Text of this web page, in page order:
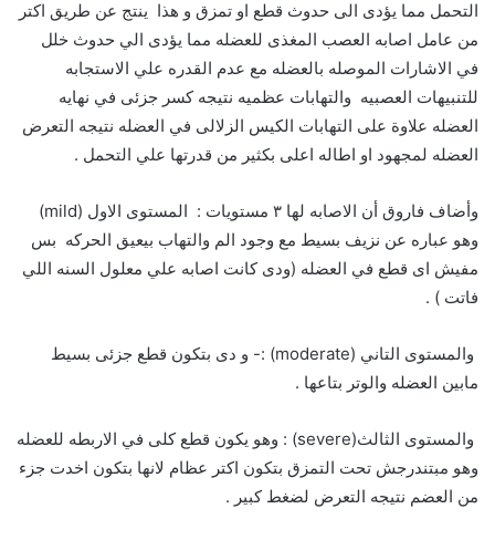
التحمل مما يؤدى الى حدوث قطع او تمزق و هذا ينتج عن طريق اكتر
من عامل اصابه العصب المغذى للعضله مما يؤدى الي حدوث خلل
في الاشارات الموصله بالعضله مع عدم القدره علي الاستجابه
للتنبيهات العصبيه والتهابات عظميه نتيجه كسر جزئى في نهايه
العضله علاوة على التهابات الكيس الزلالى في العضله نتيجه التعرض
العضله لمجهود او اطاله اعلى بكثير من قدرتها علي التحمل .
وأضاف فاروق أن الاصابه لها ٣ مستويات : المستوى الاول (mild)
وهو عباره عن نزيف بسيط مع وجود الم والتهاب بيعيق الحركه بس
مفيش اى قطع في العضله (ودى كانت اصابه علي معلول السنه اللي
فاتت ) .
والمستوى التاني (moderate) :- و دى بتكون قطع جزئى بسيط
مابين العضله والوتر بتاعها .
والمستوى الثالث(severe) : وهو يكون قطع كلى في الاربطه للعضله
وهو مبتندرجش تحت التمزق بتكون اكتر عظام لانها بتكون اخدت جزء
من العضم نتيجه التعرض لضغط كبير .